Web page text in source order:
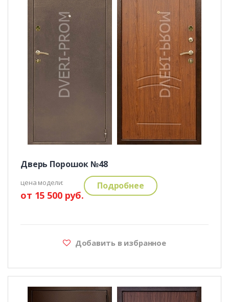
Дверь Порошок №48
цена модели:
от 15 500 руб.
Подробнее
Добавить в избранное